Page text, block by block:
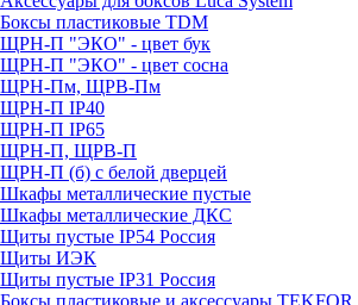
Боксы пластиковые TDM
ЩРН-П "ЭКО" - цвет бук
ЩРН-П "ЭКО" - цвет сосна
ЩРН-Пм, ЩРВ-Пм
ЩРН-П IP40
ЩРН-П IP65
ЩРН-П, ЩРВ-П
ЩРН-П (б) с белой дверцей
Шкафы металлические пустые
Шкафы металлические ДКС
Щиты пустые IP54 Россия
Щиты ИЭК
Щиты пустые IP31 Россия
Боксы пластиковые и аксессуары TEKFOR